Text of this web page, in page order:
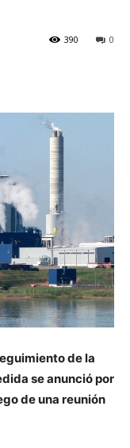
0
390
de la
se anunció por
de una reunión